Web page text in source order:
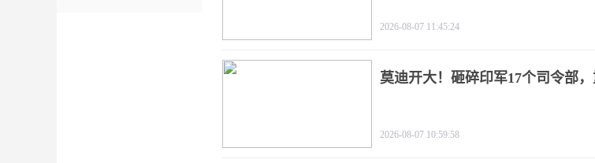
2026-08-07 11:45:24
莫迪开大！砸碎印军17个司令部
2026-08-07 10:59:58